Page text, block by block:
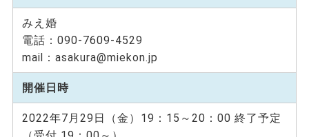
みえ婚
電話：090-7609-4529
mail：asakura@miekon.jp
開催日時
2022年7月29日（金）19：15～20：00 終了予定